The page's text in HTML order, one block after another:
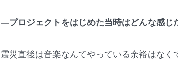
―プロジェクトをはじめた当時はどんな感じ
震災直後は音楽なんてやっている余裕はな